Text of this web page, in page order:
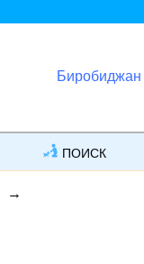
Биробиджан
ПОИСК